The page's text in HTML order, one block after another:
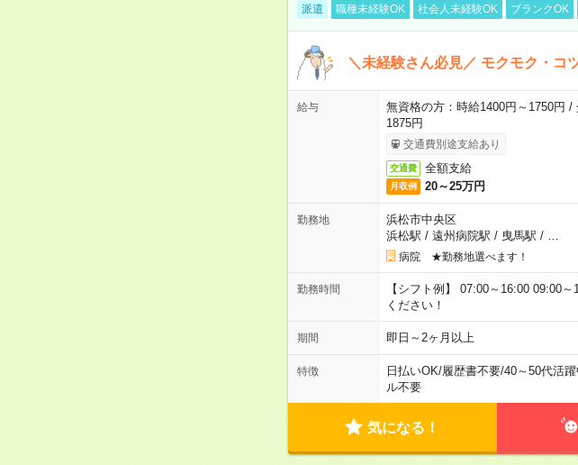
派遣 職種未経験OK 社会人未経験OK ブランクOK
＼未経験さん必見／ モクモク・コ
給与
無資格の方：時給1400円～1750円
1875円
交通費別途支給あり
交通費 全額支給
月収例 20～25万円
勤務地
浜松市中央区
浜松駅 / 遠州病院駅 / 曳馬駅 /
病院 ★勤務地選べます！
勤務時間
【シフト例】 07:00～16:00 09:00
ください！
期間 即日～2ヶ月以上
特徴 日払いOK/履歴書不要/40～50代活躍
ル不要
気になる！